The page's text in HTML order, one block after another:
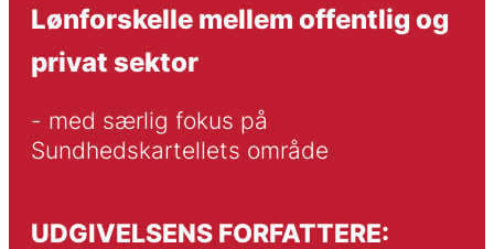
Lønforskelle mellem offentlig og
privat sektor
- med særlig fokus på
Sundhedskartellets område
UDGIVELSENS FORFATTERE: